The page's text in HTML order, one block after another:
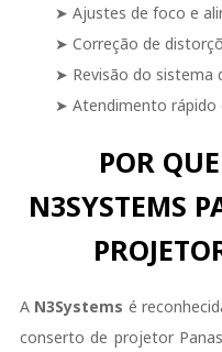
➤ Ajustes de foco e
➤ Correção de
➤ Revisão do sistema
➤ Atendimento rápido
POR
N3SYSTEMS
A N3Systems é
conserto de projetor